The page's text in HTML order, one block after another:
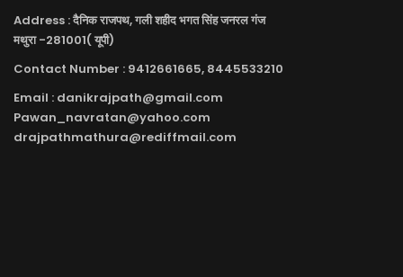
Address : दैनिक राजपथ, गली शहीद भगत सिंह जनरल गंज
मथुरा -281001( यूपी)
Contact Number : 9412661665, 8445533210
Email : danikrajpath@gmail.com
Pawan_navratan@yahoo.com
drajpathmathura@rediffmail.com